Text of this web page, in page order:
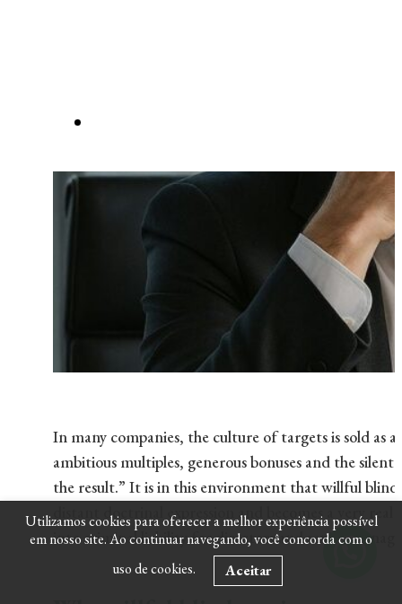
In many companies, the culture of targets is sold as
ambitious multiples, generous bonuses and the
the result.” It is in this environment that willful
distant doctrinal expression and becomes a very
into criminal liability for directors and senior
Utilizamos cookies para oferecer a melhor experiência possível
em nosso site. Ao continuar navegando, você concorda com o
uso de cookies.
Aceitar